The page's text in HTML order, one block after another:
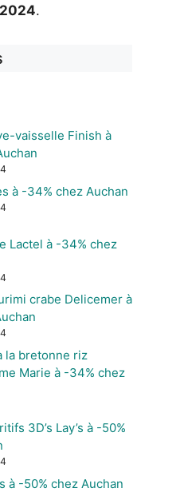
.
vaisselle Finish à
à -34% chez Auchan
Lactel à -34% chez
crabe Delicemer à
la bretonne riz
Marie à -34% chez
3D’s Lay’s à -50%
à -50% chez Auchan